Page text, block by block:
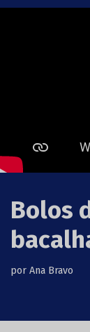
Bolos
por Ana Bravo